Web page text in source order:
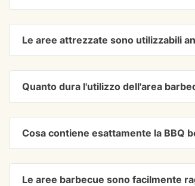
Le aree attrezzate sono utilizzabili
Quanto dura l'utilizzo dell'area
Cosa contiene esattamente la BBQ
Le aree barbecue sono facilmente